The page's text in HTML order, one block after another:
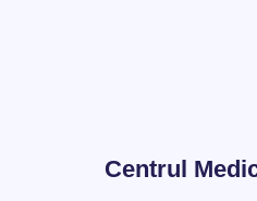
Centrul